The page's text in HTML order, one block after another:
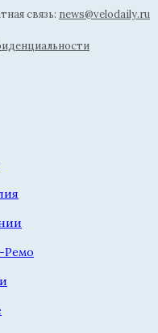
связь: news@velodaily.ru